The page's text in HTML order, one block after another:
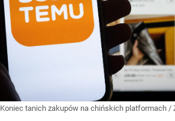
Koniec tanich zakupów na chińskich platformach /